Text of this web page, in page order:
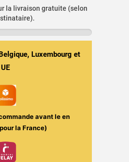
la livraison gratuite (selon
Luxembourg et
UE
avant leen
la France)